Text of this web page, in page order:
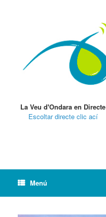
La Veu d'Ondara en Directe
Escoltar directe clic ací
Menú